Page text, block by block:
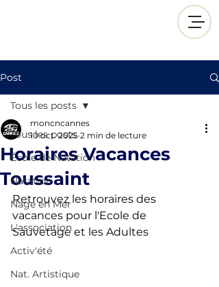
Post
Tous les posts
École de Natation
Natation
Nage en Mer
L'association
Activ'été
Nat. Artistique
Tous les posts
Horaires Vacances
Toussaint
moncncannes
10 oct. 2025 2 min de lecture
Retrouvez les horaires des
vacances pour l'Ecole de
Sauvetage et les Adultes